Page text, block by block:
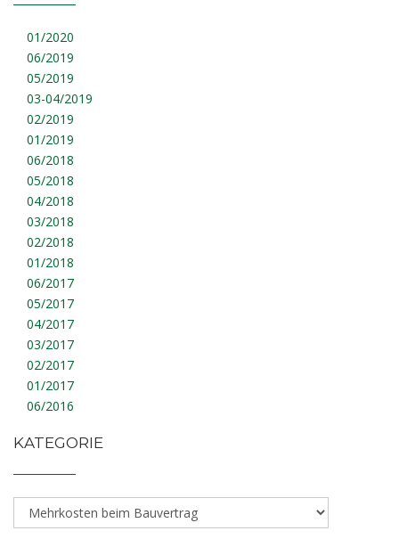
01/2020
06/2019
05/2019
03-04/2019
02/2019
01/2019
06/2018
05/2018
04/2018
03/2018
02/2018
01/2018
06/2017
05/2017
04/2017
03/2017
02/2017
01/2017
06/2016
KATEGORIE